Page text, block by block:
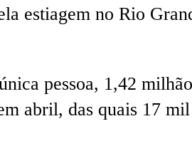
estiagem no Rio
pessoa, 1,42
abril, das quais 17